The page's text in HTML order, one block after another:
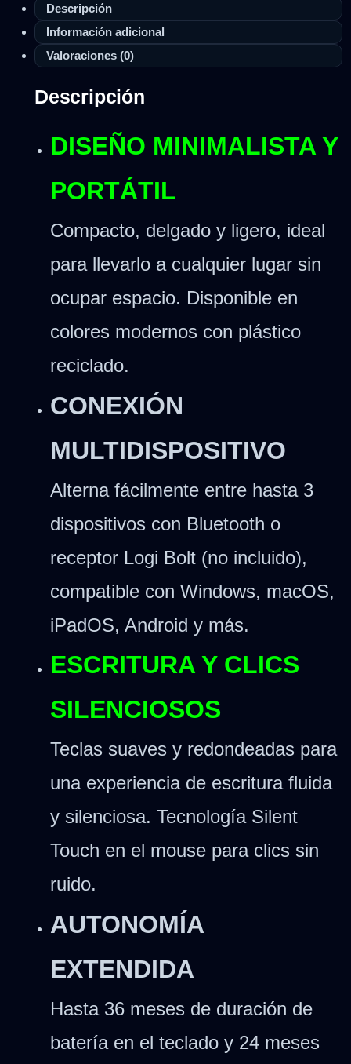
Descripción
Información adicional
Valoraciones (0)
Descripción
DISEÑO MINIMALISTA Y
PORTÁTIL
Compacto, delgado y ligero, ideal
para llevarlo a cualquier lugar sin
ocupar espacio. Disponible en
colores modernos con plástico
reciclado.
CONEXIÓN
MULTIDISPOSITIVO
Alterna fácilmente entre hasta 3
dispositivos con Bluetooth o
receptor Logi Bolt (no incluido),
compatible con Windows, macOS,
iPadOS, Android y más.
ESCRITURA Y CLICS
SILENCIOSOS
Teclas suaves y redondeadas para
una experiencia de escritura fluida
y silenciosa. Tecnología Silent
Touch en el mouse para clics sin
ruido.
AUTONOMÍA
EXTENDIDA
Hasta 36 meses de duración de
batería en el teclado y 24 meses